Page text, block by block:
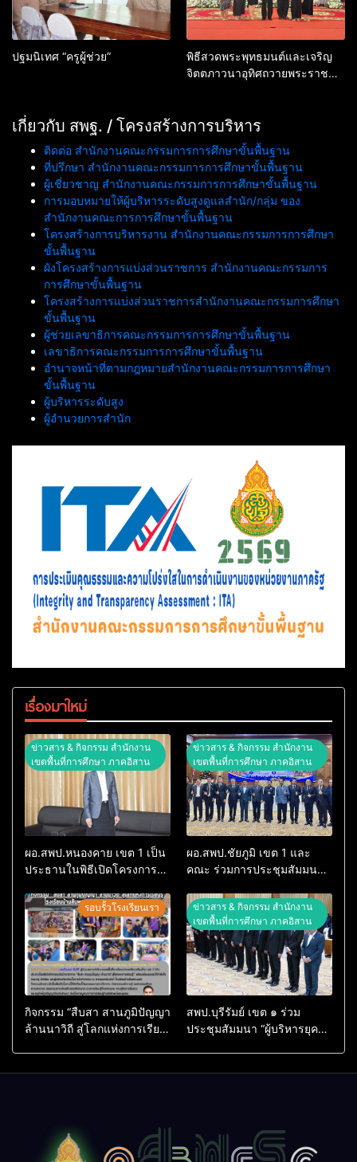
ปฐมนิเทศ “ครูผู้ช่วย”
พิธีสวดพระพุทธมนต์และเจริญ
จิตตภาวนาอุทิศถวายพระราช
ชนนีพันปีหลวง และอุทิศถวาย
พระกุศลแด่สมเด็จพระเจ้าลูกเธอ
เจ้าฟ้าพัชรกิติยาภา นเรนทิรา
เทพยวดี กรมหลวงราชสาริณีสิริ
พัชร มหาวัชรราชธิดา
เกี่ยวกับ สพฐ. / โครงสร้างการบริหาร
ติดต่อ สำนักงานคณะกรรมการการศึกษาขั้นพื้นฐาน
ที่ปรึกษา สำนักงานคณะกรรมการการศึกษาขั้นพื้นฐาน
ผู้เชี่ยวชาญ สำนักงานคณะกรรมการการศึกษาขั้นพื้นฐาน
การมอบหมายให้ผู้บริหารระดับสูงดูแลสำนัก/กลุ่ม ของ
สำนักงานคณะการการศึกษาขั้นพื้นฐาน
โครงสร้างการบริหารงาน สำนักงานคณะกรรมการการศึกษา
ขั้นพื้นฐาน
ผังโครงสร้างการแบ่งส่วนราชการ สำนักงานคณะกรรมการ
การศึกษาขั้นพื้นฐาน
โครงสร้างการแบ่งส่วนราชการสำนักงานคณะกรรมการศึกษา
ขั้นพื้นฐาน
ผู้ช่วยเลขาธิการคณะกรรมการการศึกษาขั้นพื้นฐาน
เลขาธิการคณะกรรมการการศึกษาขั้นพื้นฐาน
อำนาจหน้าที่ตามกฎหมายสำนักงานคณะกรรมการการศึกษา
ขั้นพื้นฐาน
ผู้บริหารระดับสูง
ผู้อำนวยการสำนัก
เรื่องมาใหม่
ข่าวสาร & กิจกรรม สำนักงาน
เขตพื้นที่การศึกษา ภาคอิสาน
ผอ.สพป.หนองคาย เขต 1 เป็น
ประธานในพิธีเปิดโครงการ
ป้องกันและแก้ไขปัญหายาเสพ
ติดในสถานศึกษา ประจำ
ปีงบประมาณ พ.ศ.2569
“สพฐ.สร้างสรรค์ ปันสุข”
(OBEC Sharing Happiness
Camp : OSH Camp)
ข่าวสาร & กิจกรรม สำนักงาน
เขตพื้นที่การศึกษา ภาคอิสาน
ผอ.สพป.ชัยภูมิ เขต 1 และ
คณะ ร่วมการประชุมสัมมนา
นำการศึกษาไทยสู่อนาคต”
ประจำเขตตรวจราชการที่ 13
รอบรั้วโรงเรียนเรา
กิจกรรม “สืบสา สานภูมิปัญญา
ล้านนาวิถี สู่โลกแห่งการเรียน
ข่าวสาร & กิจกรรม สำนักงาน
เขตพื้นที่การศึกษา ภาคอิสาน
สพป.บุรีรัมย์ เขต ๑ ร่วม
ประชุมสัมมนา “ผู้บริหารยุค